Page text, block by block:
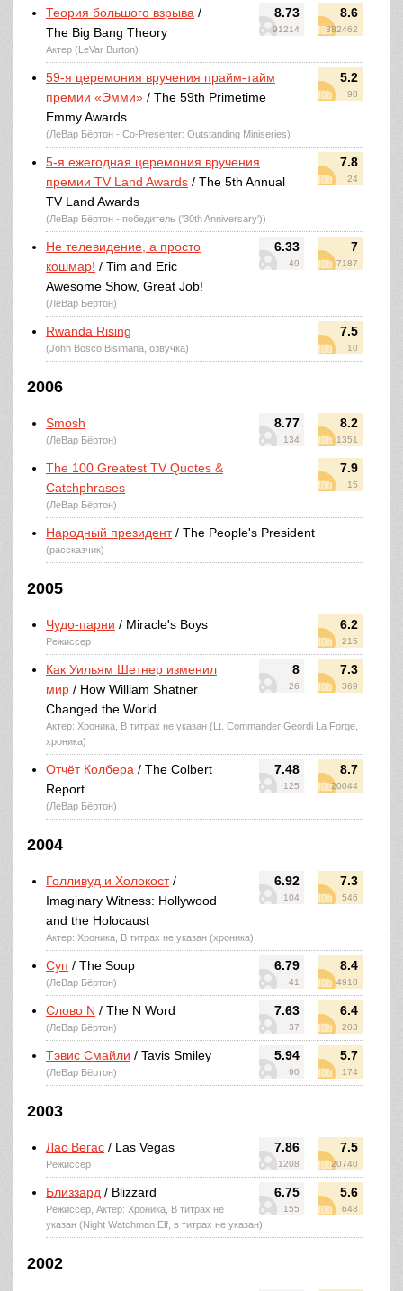
8.73
91214
8.6
382462
Теория большого взрыва /
The Big Bang Theory
Актер (LeVar Burton)
5.2
98
59-я церемония вручения прайм-тайм
премии «Эмми» / The 59th Primetime
Emmy Awards
(ЛеВар Бёртон - Co-Presenter: Outstanding Miniseries)
7.8
24
5-я ежегодная церемония вручения
премии TV Land Awards / The 5th Annual
TV Land Awards
(ЛеВар Бёртон - победитель ('30th Anniversary'))
6.33
49
7
7187
Не телевидение, а просто
кошмар! / Tim and Eric
Awesome Show, Great Job!
(ЛеВар Бёртон)
7.5
10
Rwanda Rising
(John Bosco Bisimana, озвучка)
2006
8.77
134
8.2
1351
Smosh
(ЛеВар Бёртон)
7.9
15
The 100 Greatest TV Quotes &
Catchphrases
(ЛеВар Бёртон)
Народный президент/ The People's President
(рассказчик)
2005
6.2
215
Чудо-парни / Miracle's Boys
Режиссер
8
26
7.3
369
Как Уильям Шетнер изменил
мир / How William Shatner
Changed the World
Актер: Хроника, В титрах не указан (Lt. Commander Geordi La Forge,
хроника)
7.48
125
8.7
20044
Отчёт Колбера / The Colbert
Report
(ЛеВар Бёртон)
2004
6.92
104
7.3
546
Голливуд и Холокост/
Imaginary Witness: Hollywood
and the Holocaust
Актер: Хроника, В титрах не указан (хроника)
6.79
41
8.4
4918
Суп / The Soup
(ЛеВар Бёртон)
7.63
37
6.4
203
Слово N / The N Word
(ЛеВар Бёртон)
5.94
90
5.7
174
Тэвис Смайли / Tavis Smiley
(ЛеВар Бёртон)
2003
7.86
1208
7.5
20740
Лас Вегас / Las Vegas
Режиссер
6.75
155
5.6
648
Близзард / Blizzard
Режиссер, Актер: Хроника, В титрах не
указан (Night Watchman Elf, в титрах не указан)
2002